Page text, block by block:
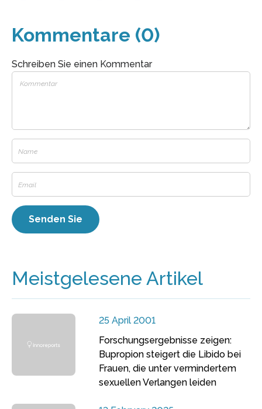
Kommentare (0)
Schreiben Sie einen Kommentar
Meistgelesene Artikel
25 April 2001
Forschungsergebnisse zeigen:
Bupropion steigert die Libido bei
Frauen, die unter vermindertem
sexuellen Verlangen leiden